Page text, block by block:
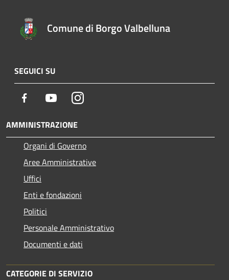
Comune di Borgo Valbelluna
SEGUICI SU
Facebook YoutubeInstagram
AMMINISTRAZIONE
Organi di Governo
Aree Amministrative
Uffici
Enti e fondazioni
Politici
Personale Amministrativo
Documenti e dati
CATEGORIE DI SERVIZIO